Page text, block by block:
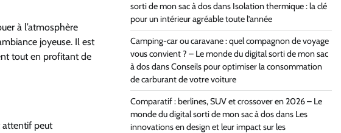
à l’atmosphère
joyeuse. Il est
tout en profitant de
attentif peut
sorti de mon sac à dosdans Isolation thermique : la clé
pour un intérieur agréable toute l’année
Camping-car ou caravane : quel compagnon de voyage
vous convient ? – Le monde du digital sorti de mon sac
à dosdansConseils pour optimiser la consommation
de carburant de votre voiture
Comparatif : berlines, SUV et crossover en 2026 – Le
monde du digital sorti de mon sac à dosdans Les
innovations en design et leur impact sur les